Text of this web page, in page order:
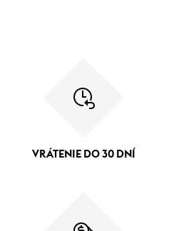
VRÁTENIE DO 30 DNÍ